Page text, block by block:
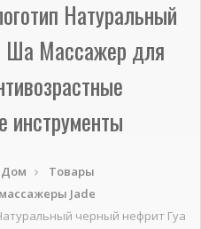
Натуральный
Ша Массажер для
инструменты
Дом
Товары
Jade
черный нефрит Гуа